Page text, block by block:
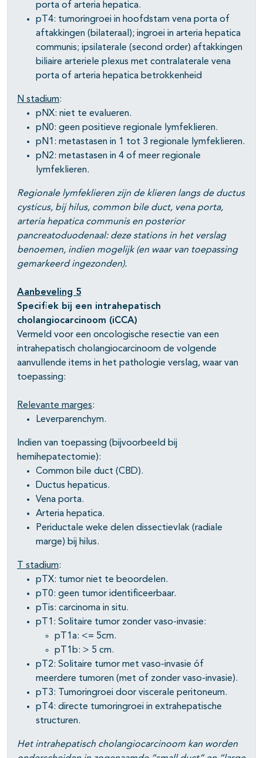
porta of arteria hepatica.
pT4: tumoringroei in hoofdstam vena porta of
aftakkingen (bilateraal); ingroei in arteria hepatica
communis; ipsilaterale (second order) aftakkingen
biliaire arteriele plexus met contralaterale vena
porta of arteria hepatica betrokkenheid
N stadium:
pNX: niet te evalueren.
pN0: geen positieve regionale lymfeklieren.
pN1: metastasen in 1 tot 3 regionale lymfeklieren.
pN2: metastasen in 4 of meer regionale
lymfeklieren.
Regionale lymfeklieren zijn de klieren langs de ductus
cysticus, bij hilus, common bile duct, vena porta,
arteria hepatica communis en posterior
pancreatoduodenaal: deze stations in het verslag
benoemen, indien mogelijk (en waar van toepassing
gemarkeerd ingezonden).
Aanbeveling 5
Specifiek bij een intrahepatisch
cholangiocarcinoom (iCCA)
Vermeld voor een oncologische resectie van een
intrahepatisch cholangiocarcinoom de volgende
aanvullende items in het pathologie verslag, waar van
toepassing:
Relevante marges:
Leverparenchym.
Indien van toepassing (bijvoorbeeld bij
hemihepatectomie):
Common bile duct (CBD).
Ductus hepaticus.
Vena porta.
Arteria hepatica.
Periductale weke delen dissectievlak (radiale
marge) bij hilus.
T stadium:
pTX: tumor niet te beoordelen.
pT0: geen tumor identificeerbaar.
pTis: carcinoma in situ.
pT1: Solitaire tumor zonder vaso-invasie:
pT1a: <= 5cm.
pT1b: > 5 cm.
pT2: Solitaire tumor met vaso-invasie óf
meerdere tumoren (met of zonder vaso-invasie).
pT3: Tumoringroei door viscerale peritoneum.
pT4: directe tumoringroei in extrahepatische
structuren.
Het intrahepatisch cholangiocarcinoom kan worden